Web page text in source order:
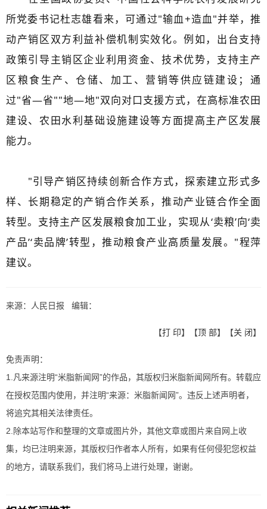
所党委书记杜志雄看来，可通过"输血+造血"并举，推
动产销区双方利益补偿机制实效化。例如，出台支持
政策引导主销区企业利用资金、技术优势，支持主产
区粮食生产、仓储、加工、营销等供应链建设；通
过"省—省""地—地"双向对口支援方式，在高标准农田
建设、农田水利基础设施建设等方面提高主产区发展
能力。
"引导产销区持续创新合作方式，探索建立形式多
样、长期稳定的产销合作关系，推动产业链合作全面
转型。支持主产区发展粮食加工业，实现从‘卖粮’向‘卖
产品’‘卖品牌’转型，推动粮食产业高质量发展。"程萍
建议。
来源：人民日报 编辑：
【打 印】【顶 部】【关 闭】
免责声明：
1.凡来源注明“米脂新闻网”的作品，其版权归米脂新闻网所有。转载应
在授权范围内使用，并注明“来源：米脂新闻网”。违反上述声明者，
将追究其相关法律责任。
2.除本站写作和整理的文章或图片外，其他文章或图片来自网上收
集，均已注明来源，其版权归作者本人所有，如果有任何侵犯您权益
的地方，请联系我们，我们将马上进行处理，谢谢。